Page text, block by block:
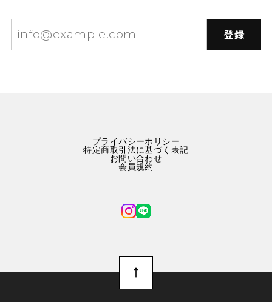
登録
プライバシーポリシー
特定商取引法に基づく表記
お問い合わせ
会員規約